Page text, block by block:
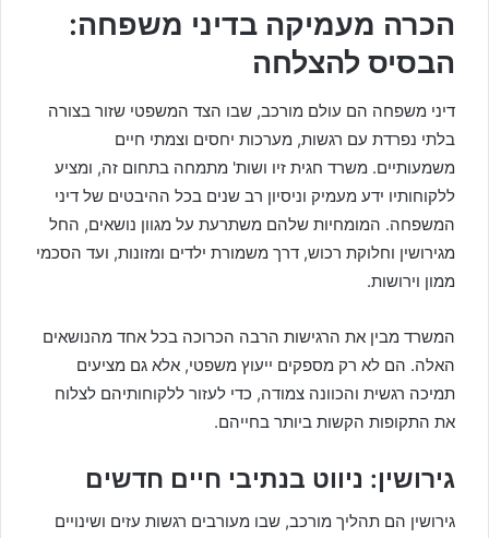
הכרה מעמיקה בדיני משפחה:
הבסיס להצלחה
דיני משפחה הם עולם מורכב, שבו הצד המשפטי שזור בצורה
בלתי נפרדת עם רגשות, מערכות יחסים וצמתי חיים
משמעותיים. משרד חגית זיו ושות' מתמחה בתחום זה, ומציע
ללקוחותיו ידע מעמיק וניסיון רב שנים בכל ההיבטים של דיני
המשפחה. המומחיות שלהם משתרעת על מגוון נושאים, החל
מגירושין וחלוקת רכוש, דרך משמורת ילדים ומזונות, ועד הסכמי
ממון וירושות.
המשרד מבין את הרגישות הרבה הכרוכה בכל אחד מהנושאים
האלה. הם לא רק מספקים ייעוץ משפטי, אלא גם מציעים
תמיכה רגשית והכוונה צמודה, כדי לעזור ללקוחותיהם לצלוח
את התקופות הקשות ביותר בחייהם.
גירושין: ניווט בנתיבי חיים חדשים
גירושין הם תהליך מורכב, שבו מעורבים רגשות עזים ושינויים